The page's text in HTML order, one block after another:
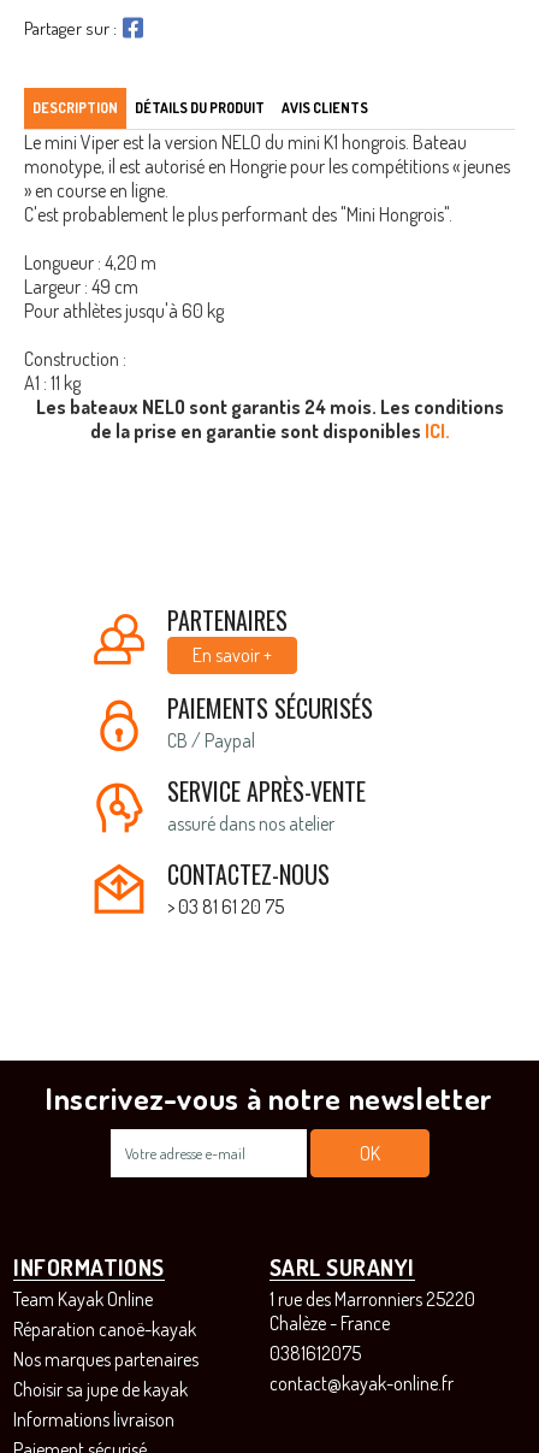
DESCRIPTION DÉTAILS DU PRODUIT AVIS CLIENTS
Le mini Viper est la version NELO du mini K1 hongrois. Bateau
monotype, il est autorisé en Hongrie pour les compétitions « jeunes
» en course en ligne.
C'est probablement le plus performant des "Mini Hongrois".
Longueur : 4,20 m
Largeur : 49 cm
Pour athlètes jusqu'à 60 kg
Construction :
A1 : 11 kg
Les bateaux NELO sont garantis 24 mois. Les conditions
de la prise en garantie sont disponibles ICI.
Partager sur :
PARTENAIRES
En savoir +
PAIEMENTS SÉCURISÉS
CB / Paypal
SERVICE APRÈS-VENTE
assuré dans nos atelier
CONTACTEZ-NOUS
> 03 81 61 20 75
Inscrivez-vous à notre newsletter
INFORMATIONS
Team Kayak Online
Réparation canoë-kayak
Nos marques partenaires
Choisir sa jupe de kayak
Informations livraison
SARL SURANYI
1 rue des Marronniers 25220
Chalèze - France
0381612075
contact@kayak-online.fr